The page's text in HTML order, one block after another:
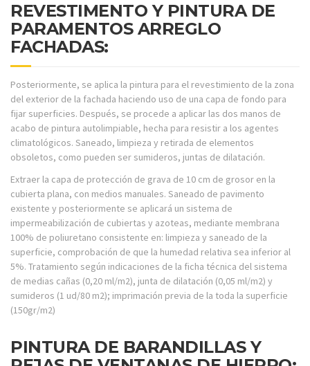
REVESTIMENTO Y PINTURA DE
PARAMENTOS ARREGLO
FACHADAS:
Posteriormente, se aplica la pintura para el revestimiento de la zona
del exterior de la fachada haciendo uso de una capa de fondo para
fijar superficies. Después, se procede a aplicar las dos manos de
acabo de pintura autolimpiable, hecha para resistir a los agentes
climatológicos. Saneado, limpieza y retirada de elementos
obsoletos, como pueden ser sumideros, juntas de dilatación.
Extraer la capa de protección de grava de 10 cm de grosor en la
cubierta plana, con medios manuales. Saneado de pavimento
existente y posteriormente se aplicará un sistema de
impermeabilización de cubiertas y azoteas, mediante membrana
100% de poliuretano consistente en: limpieza y saneado de la
superficie, comprobación de que la humedad relativa sea inferior al
5%. Tratamiento según indicaciones de la ficha técnica del sistema
de medias cañas (0,20 ml/m2), junta de dilatación (0,05 ml/m2) y
sumideros (1 ud/80 m2); imprimación previa de la toda la superficie
(150gr/m2)
PINTURA DE BARANDILLAS Y